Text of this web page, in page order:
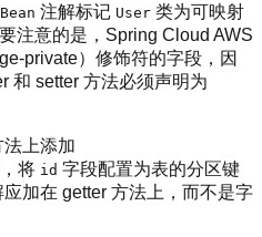
注解标记 User 类为可映射
注意的是，Spring Cloud AWS
private）修饰符的字段，因
和 setter 方法必须声明为
法上添加
将 id 字段配置为表的分区键
应加在 getter 方法上，而不是字